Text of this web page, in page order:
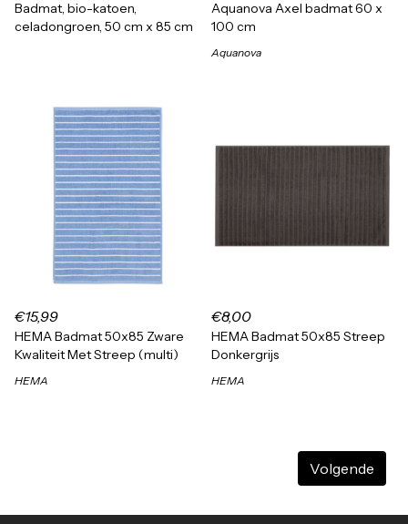
Badmat, bio-katoen,
celadongroen, 50 cm x 85 cm
Aquanova Axel badmat 60 x
100 cm
Aquanova
€15,99
HEMA Badmat 50x85 Zware
Kwaliteit Met Streep (multi)
HEMA
€8,00
HEMA Badmat 50x85 Streep
Donkergrijs
HEMA
Volgende